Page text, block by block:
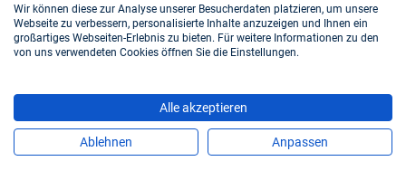
Wir können diese zur Analyse unserer Besucherdaten platzieren, um unsere
Webseite zu verbessern, personalisierte Inhalte anzuzeigen und Ihnen ein
großartiges Webseiten-Erlebnis zu bieten. Für weitere Informationen zu den
von uns verwendeten Cookies öffnen Sie die Einstellungen.
Alle akzeptieren
Ablehnen Anpassen
Art.-Nr.: HT14700546730319
ab0,65 €*
sofort verfügbar